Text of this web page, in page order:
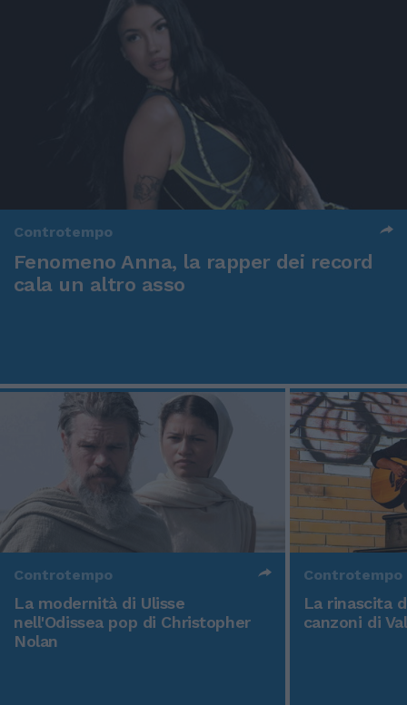
Controtempo
Fenomeno Anna, la rapper dei record
cala un altro asso
Controtempo
La modernità di Ulisse
nell'Odissea pop di Christopher
Nolan
Controtempo
La rinascita
canzoni di